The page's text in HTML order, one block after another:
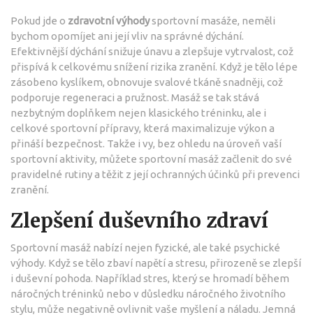
Pokud jde o zdravotní výhodysportovní masáže, neměli
bychom opomíjet ani její vliv na správné dýchání.
Efektivnější dýchání snižuje únavu a zlepšuje vytrvalost, což
přispívá k celkovému snížení rizika zranění. Když je tělo lépe
zásobeno kyslíkem, obnovuje svalové tkáně snadněji, což
podporuje regeneraci a pružnost. Masáž se tak stává
nezbytným doplňkem nejen klasického tréninku, ale i
celkové sportovní přípravy, která maximalizuje výkon a
přináší bezpečnost. Takže i vy, bez ohledu na úroveň vaší
sportovní aktivity, můžete sportovní masáž začlenit do své
pravidelné rutiny a těžit z její ochranných účinků při prevenci
zranění.
Zlepšení duševního zdraví
Sportovní masáž nabízí nejen fyzické, ale také psychické
výhody. Když se tělo zbaví napětí a stresu, přirozeně se zlepší
i duševní pohoda. Například stres, který se hromadí během
náročných tréninků nebo v důsledku náročného životního
stylu, může negativně ovlivnit vaše myšlení a náladu. Jemná